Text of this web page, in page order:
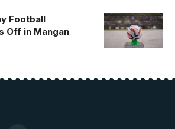
Football
Off in Mangan